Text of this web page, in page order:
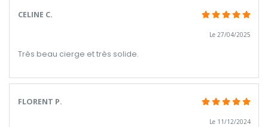
CELINE C.
Le 27/04/2025
Très beau cierge et très solide.
FLORENT P.
Le 11/12/2024